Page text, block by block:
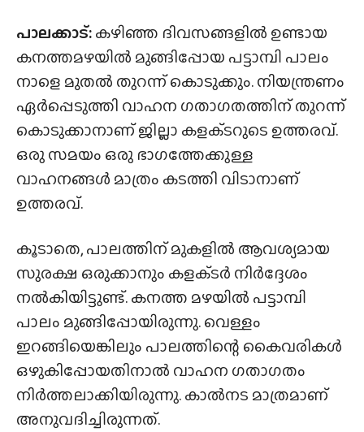
പാലക്കാട്:കഴിഞ്ഞ ദിവസങ്ങളിൽ ഉണ്ടായ
കനത്തമഴയിൽ മുങ്ങിപ്പോയ പട്ടാമ്പി പാലം
നാളെ മുതൽ തുറന്ന് കൊടുക്കും. നിയന്ത്രണം
ഏർപ്പെടുത്തി വാഹന ഗതാഗതത്തിന് തുറന്ന്
കൊടുക്കാനാണ് ജില്ലാ കളക്‌ടറുടെ ഉത്തരവ്.
ഒരു സമയം ഒരു ഭാഗത്തേക്കുള്ള
വാഹനങ്ങൾ മാത്രം കടത്തി വിടാനാണ്
ഉത്തരവ്.
കൂടാതെ, പാലത്തിന് മുകളിൽ ആവശ്യമായ
സുരക്ഷ ഒരുക്കാനും കളക്‌ടർ നിർദ്ദേശം
നൽകിയിട്ടുണ്ട്. കനത്ത മഴയിൽ പട്ടാമ്പി
പാലം മുങ്ങിപ്പോയിരുന്നു. വെള്ളം
ഇറങ്ങിയെങ്കിലും പാലത്തിന്റെ കൈവരികൾ
ഒഴുകിപ്പോയതിനാൽ വാഹന ഗതാഗതം
നിർത്തലാക്കിയിരുന്നു. കാൽനട മാത്രമാണ്
അനുവദിച്ചിരുന്നത്.